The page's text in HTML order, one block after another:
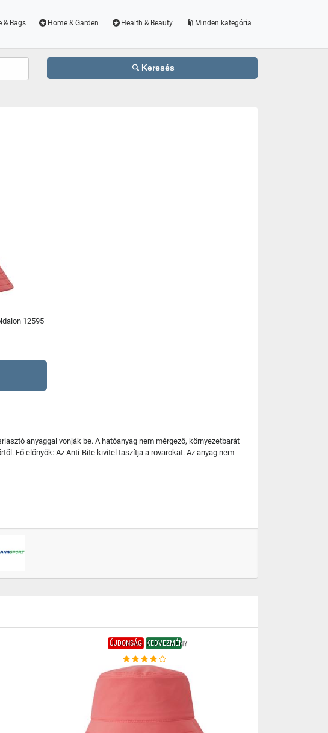
& Bags Home & Garden Health & Beauty Minden kategória
Keresés
12595
anyaggal vonják be. A hatóanyag nem mérgező, környezetbarát
Fő előnyök: Az Anti-Bite kivitel taszítja a rovarokat. Az anyag nem
ÚJDONSÁG KEDVEZMÉNY